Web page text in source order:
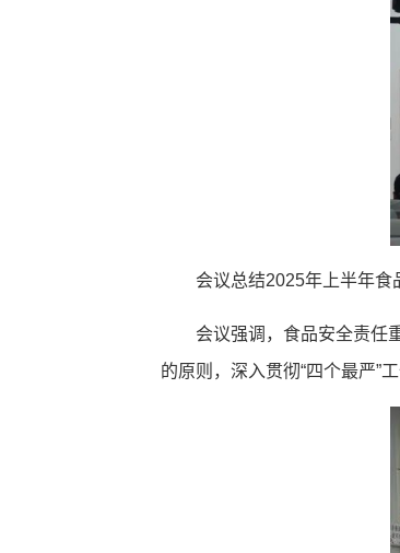
会议总结2025年上半年食
会议强调，食品安全责任
的原则，深入贯彻“四个最严”